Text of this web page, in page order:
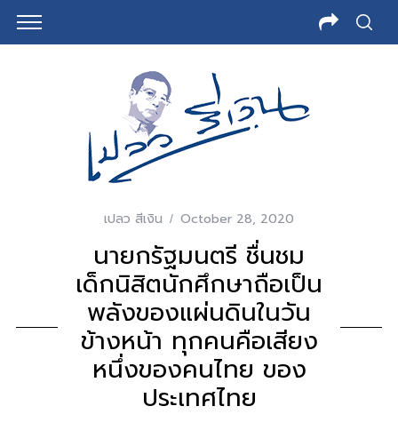
เปลว สีเงิน October 28, 2020
นายกรัฐมนตรี ชื่นชม
เด็กนิสิตนักศึกษาถือเป็น
พลังของแผ่นดินในวัน
ข้างหน้า ทุกคนคือเสียง
หนึ่งของคนไทย ของ
ประเทศไทย